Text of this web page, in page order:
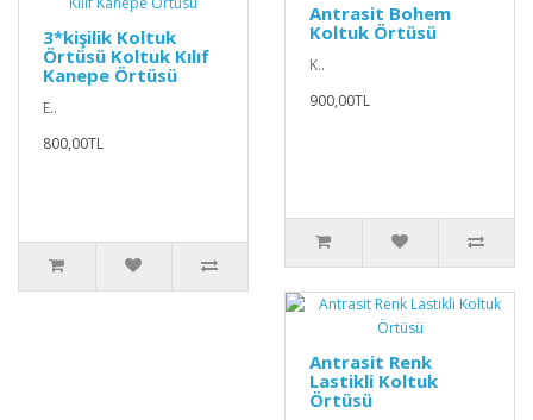
3*kişilik Koltuk
Örtüsü Koltuk Kılıf
Kanepe Örtüsü
E..
800,00TL
Antrasit Bohem
Koltuk Örtüsü
K..
900,00TL
Antrasit Renk
Lastikli Koltuk
Örtüsü